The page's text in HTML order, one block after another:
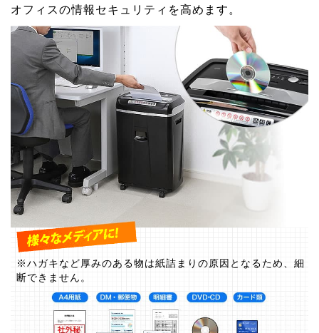
オフィスの情報セキュリティを高めます。
※ハガキなど厚みのある物は紙詰まりの原因となるため、細
断できません。